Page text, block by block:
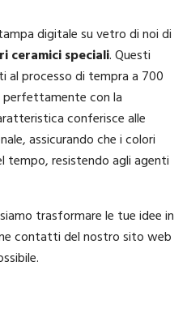
digitale su vetro di noi di
ceramici speciali. Questi
processo di tempra a 700
perfettamente con la
conferisce alle
assicurando che i colori
tempo, resistendo agli agenti
trasformare le tue idee in
contatti del nostro sito web